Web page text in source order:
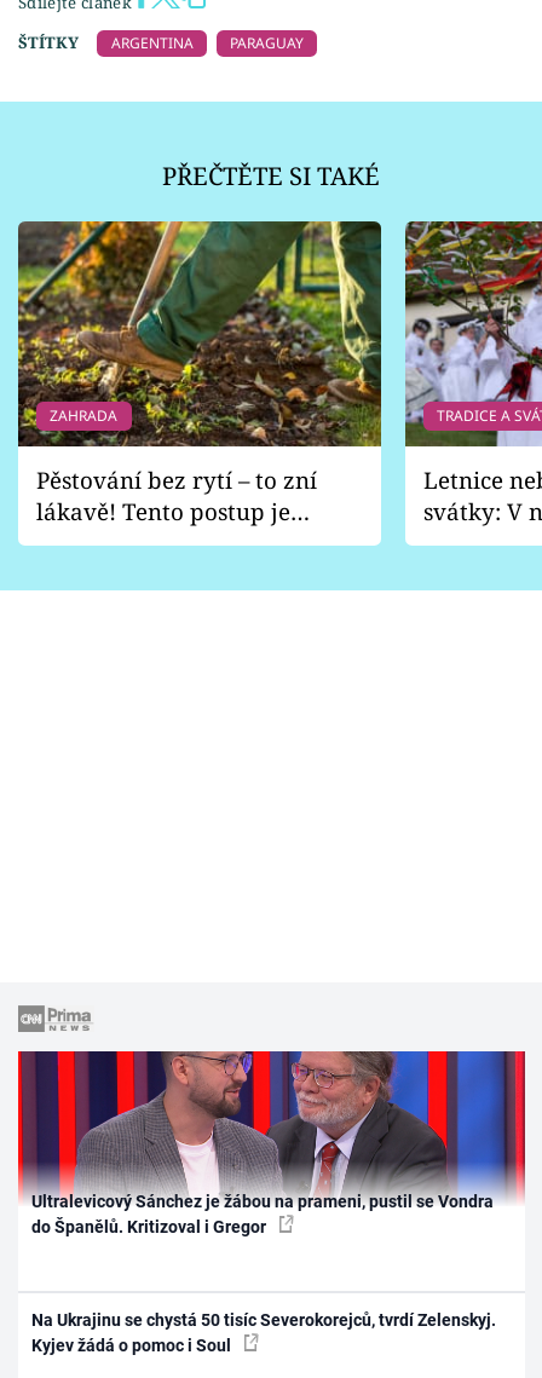
ŠTÍTKY
ARGENTINA PARAGUAY
PŘEČTĚTE SI TAKÉ
ZAHRADA
Pěstování bez rytí – to zní
lákavě! Tento postup je
vhodný jen pro některé
TRADICE A
Letnice
svátky: V
pondělí
Ultralevicový Sánchez je žábou na prameni, pustil se Vondra
do Španělů. Kritizoval i Gregor
Na Ukrajinu se chystá 50 tisíc Severokorejců, tvrdí Zelenskyj.
Kyjev žádá o pomoc i Soul